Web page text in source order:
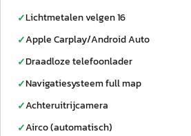
✓Lichtmetalen velgen 16
✓Apple Carplay/Android Auto
✓Draadloze telefoonlader
✓Navigatiesysteem full map
✓Achteruitrijcamera
✓Airco (automatisch)